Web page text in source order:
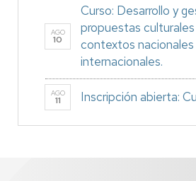
AGO
10
Curso: Desarrollo y
propuestas
contextos nacionales
internacionales.
AGO
11 Inscripción abierta: